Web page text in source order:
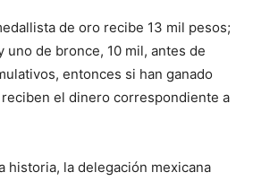
de oro recibe 13 mil pesos;
uno de bronce, 10 mil, antes de
entonces si han ganado
el dinero correspondiente a
historia, la delegación mexicana